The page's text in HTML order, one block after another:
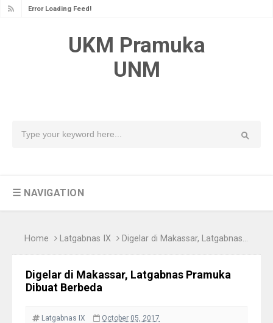
Error Loading Feed!
UKM Pramuka
UNM
☰ NAVIGATION
Home Latgabnas IX Digelar di Makassar, Latgabnas Pramuka Dibuat Berbeda
Digelar di Makassar, Latgabnas Pramuka
Dibuat Berbeda
Latgabnas IX October 05, 2017